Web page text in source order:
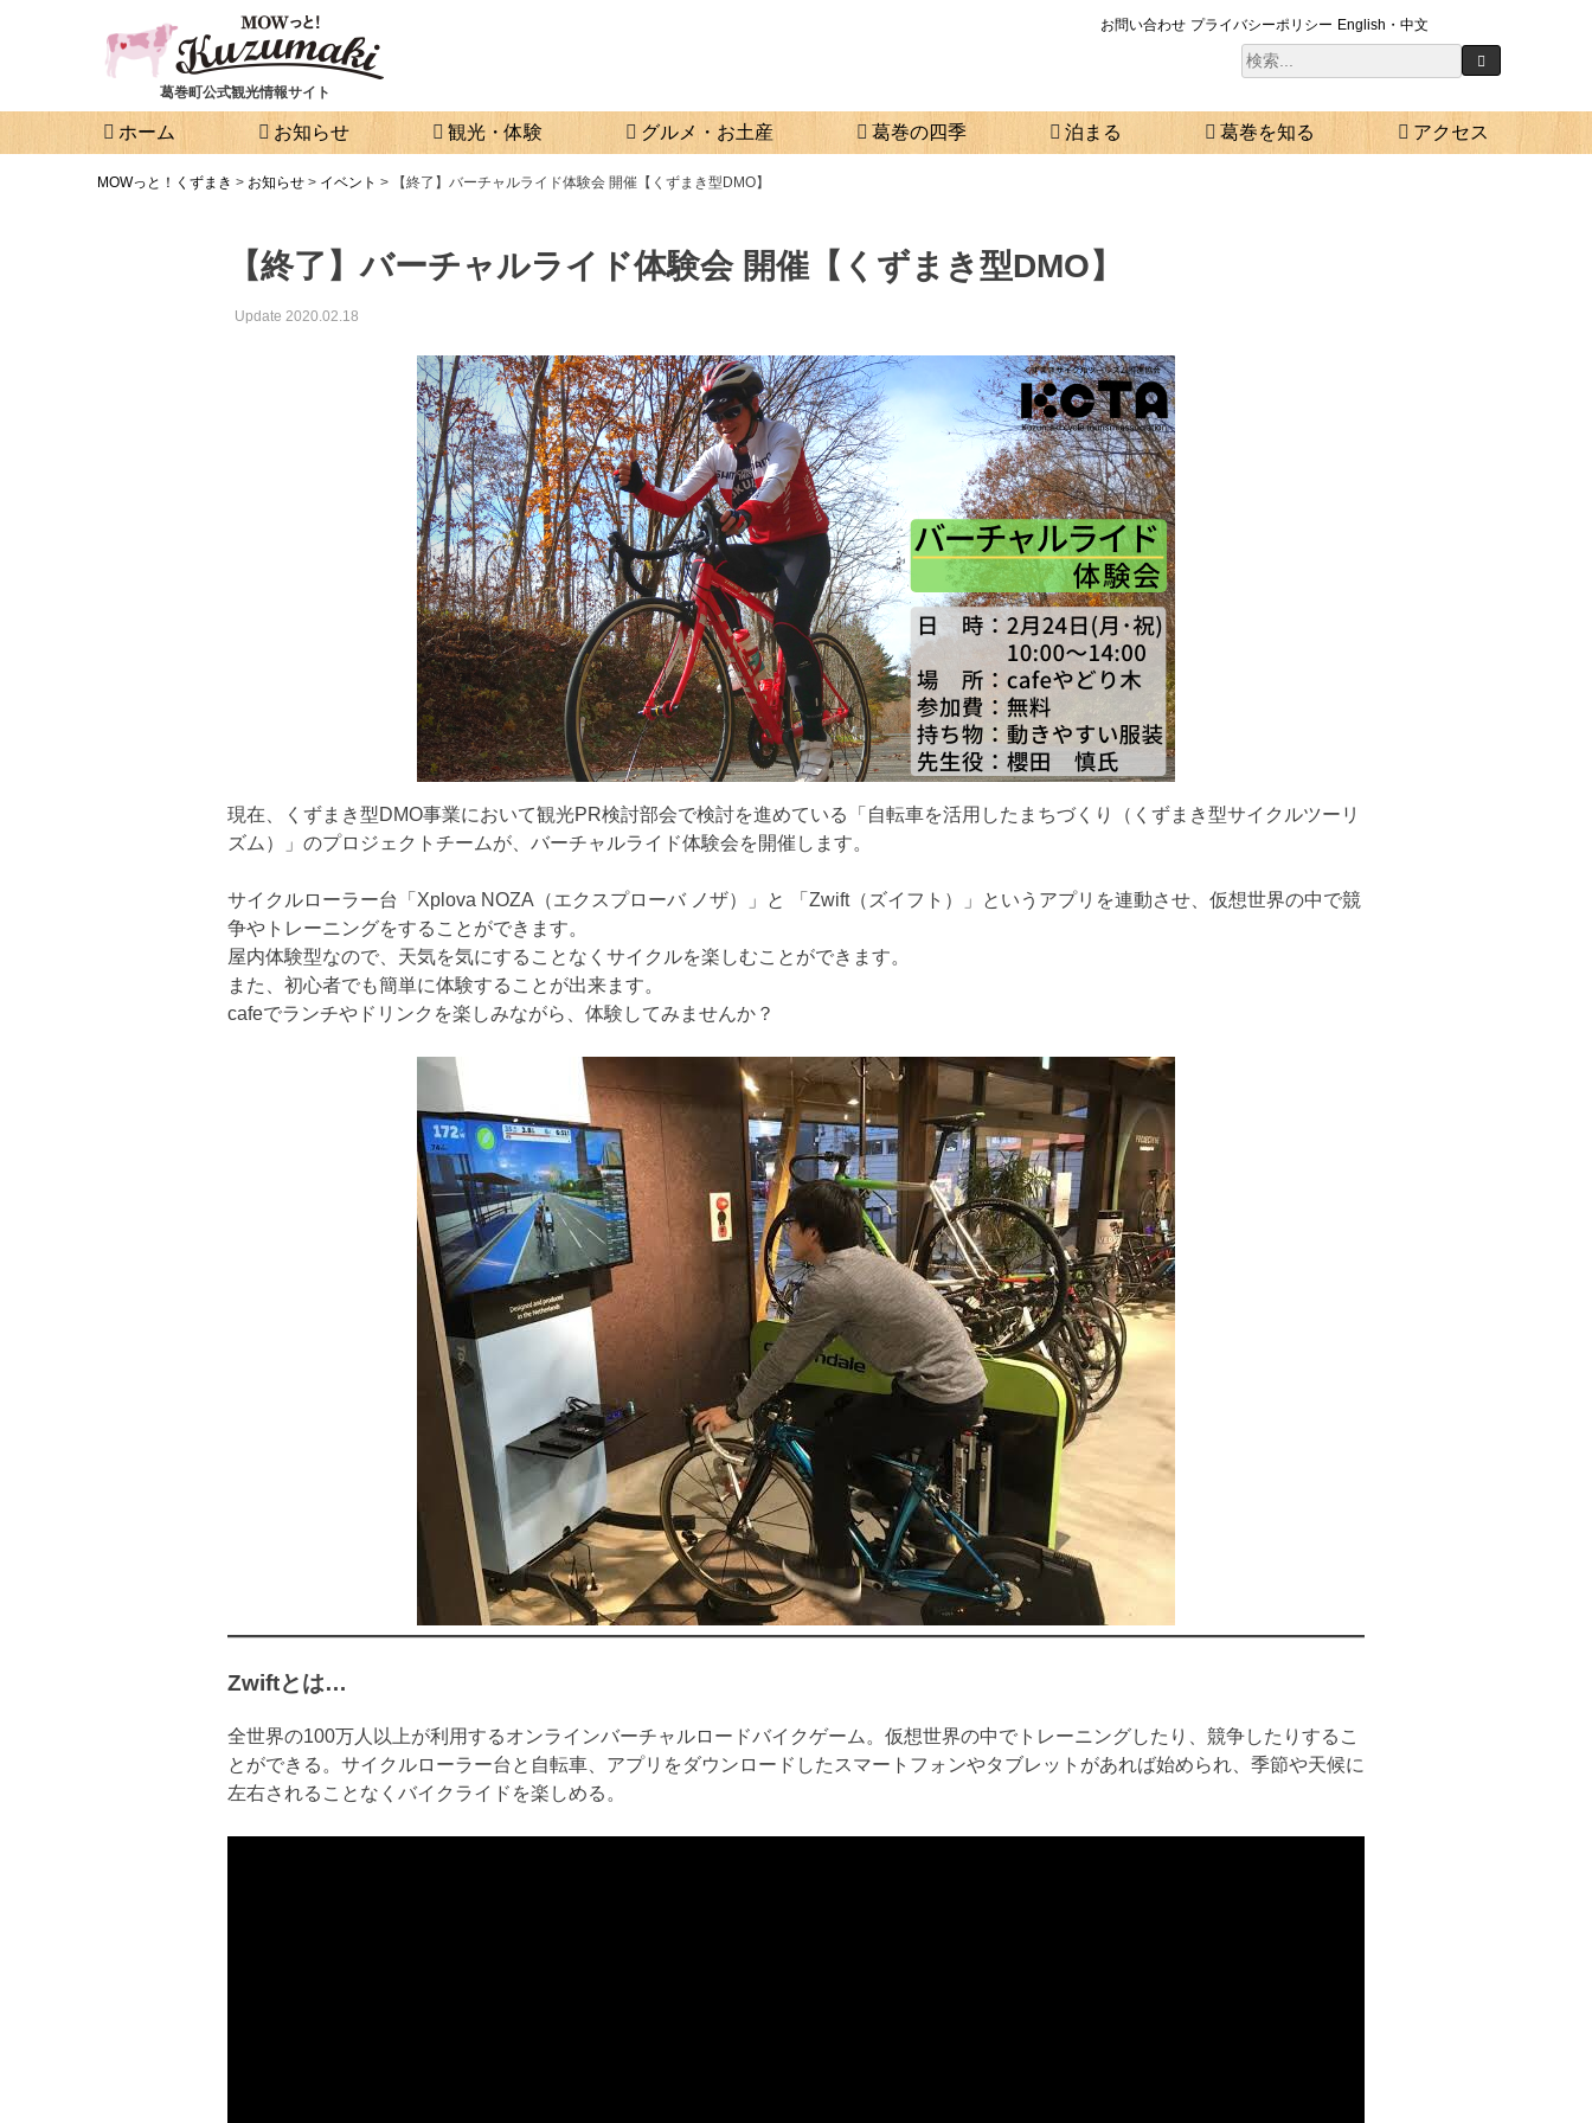
葛巻町公式観光情報サイト
お問い合わせ プライバシーポリシー English・中文
ホーム お知らせ 観光・体験 グルメ・お土産 葛巻の四季 泊まる 葛巻を知る アクセス
MOWっと！くずまき > お知らせ > イベント > 【終了】バーチャルライド体験会 開催【くずまき型DMO】
【終了】バーチャルライド体験会 開催【くずまき型DMO】
Update 2020.02.18
現在、くずまき型DMO事業において観光PR検討部会で検討を進めている「自転車を活用したまちづくり（くずまき型サイクルツーリ
ズム）」のプロジェクトチームが、バーチャルライド体験会を開催します。
サイクルローラー台「Xplova NOZA（エクスプローバ ノザ）」と 「Zwift（ズイフト）」というアプリを連動させ、仮想世界の中で競
争やトレーニングをすることができます。
屋内体験型なので、天気を気にすることなくサイクルを楽しむことができます。
また、初心者でも簡単に体験することが出来ます。
cafeでランチやドリンクを楽しみながら、体験してみませんか？
Zwiftとは…
全世界の100万人以上が利用するオンラインバーチャルロードバイクゲーム。仮想世界の中でトレーニングしたり、競争したりするこ
とができる。サイクルローラー台と自転車、アプリをダウンロードしたスマートフォンやタブレットがあれば始められ、季節や天候に
左右されることなくバイクライドを楽しめる。